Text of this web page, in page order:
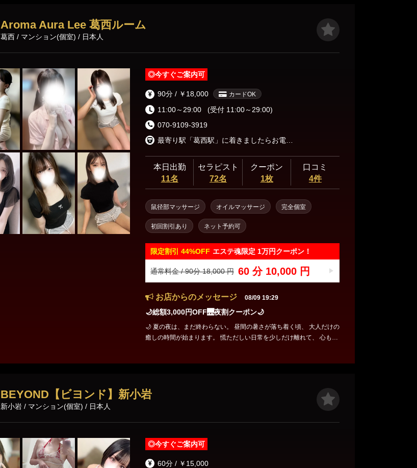
Aroma Aura Lee 葛西ルーム
葛西 / マンション(個室) / 日本人
◎今すぐご案内可
90分 / ￥18,000 カードOK
11:00～29:00
(受付 11:00～29:00)
070-9109-3919
本日出勤
11名
セラピスト
72名
クーポン
1枚
口コミ
4件
鼠径部マッサージ オイルマッサージ 完全個室
初回割引あり ネット予約可
限定割引 44%OFF エステ魂限定 1万円クーポン！
通常料金 / 90分 18,000 円 60 分 10,000 円
お店からのメッセージ 08/09 19:29
🌙総額3,000円OFF🌉夜割クーポン🌙
🌙 夏の夜は、まだ終わらない。 昼間の暑さが落ち着く頃、 大人だけの
癒しの時間が始まります。 慌ただしい日常を少しだけ離れて、 心も身
のお客様限定 📌 ご予約時に「8月夜割見た」で適用 夏の夜は、まだ終
わらない。
BEYOND【ビヨンド】新小岩
新小岩 / マンション(個室) / 日本人
◎今すぐご案内可
60分 / ￥15,000